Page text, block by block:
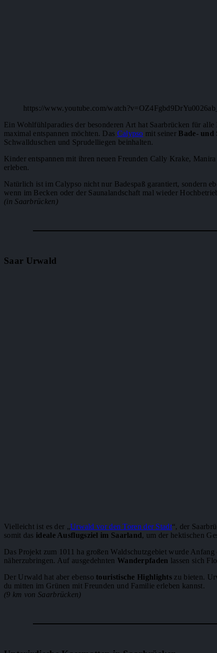
https://www.youtube.com/
Ein Wohlfühlparadies der besonderen Art hat Saarbrücken für
maximal entspannen möchten. Das Calypso mit seiner Bade- und
Schwallduschen und Sprudelliegen beinhalten.
Kinder entspannen mit ihren neuen Freunden Cally Krake,
erleben.
Natürlich ist im Calypso nicht nur Badespaß garantiert, sondern
wenn im Becken oder der Saunalandschaft mal wieder
(in Saarbrücken)
Saar Urwald
Vielleicht ist es der „Urwald vor den Toren der Stadt“, der
somit das ideale Ausflugsziel im Saarland, um der hektischen
Das Projekt zum 1011 ha großen Waldschutzgebiet wurde
näherzubringen. Auf ausgedehnten Wanderpfaden lassen sich
Der Urwald hat aber ebenso touristische Highlights zu bieten.
du mitten im Grünen mit Freunden und Familie erleben kannst.
(9 km von Saarbrücken)